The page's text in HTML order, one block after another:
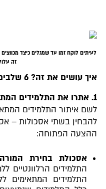
לעיתים לוקח זמן עד שמגלים כיצד
זה
איך עושים את זה? 6 שלבים בדרך ללמידה קומפקטית
1. אתרו את התלמידים המתאימים ללמידה קומפקטית
לשם איתור התלמידים
להבחין בשתי אסכולות –
ההצעה הפתוחה:
אסכולת בחירת המורה
התלמידים הרלוונטיים
התלמידים המתאימים